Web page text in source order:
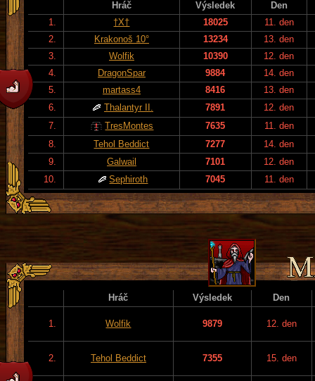
Hráč Výsledek
Den
1.
†X† 18025
11. den
2.
Krakonoš 10° 13234
13. den
3.
Wolfik 10390
12. den
4.
DragonSpar 9884
14. den
5.
martass4 8416
13. den
6.
Thalantyr II. 7891
12. den
7.
TresMontes 7635
11. den
8.
Tehol Beddict 7277
14. den
9.
Galwail 7101
12. den
10.
Sephiroth 7045 11. den
Hráč Výsledek Den
1. Wolfik 9879 12. den
2. Tehol Beddict 7355 15. den